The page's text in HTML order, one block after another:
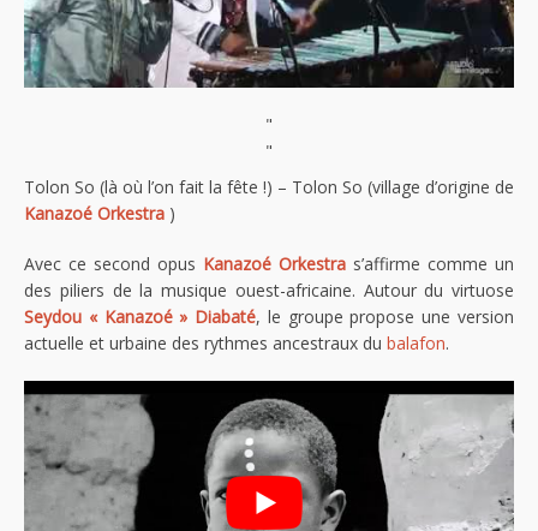
"
"
Tolon So (là où l’on fait la fête !) – Tolon So (village d’origine de
Kanazoé Orkestra )
Avec ce second opus Kanazoé Orkestra s’affirme comme un
des piliers de la musique ouest-africaine. Autour du virtuose
Seydou « Kanazoé » Diabaté, le groupe propose une version
actuelle et urbaine des rythmes ancestraux du balafon.